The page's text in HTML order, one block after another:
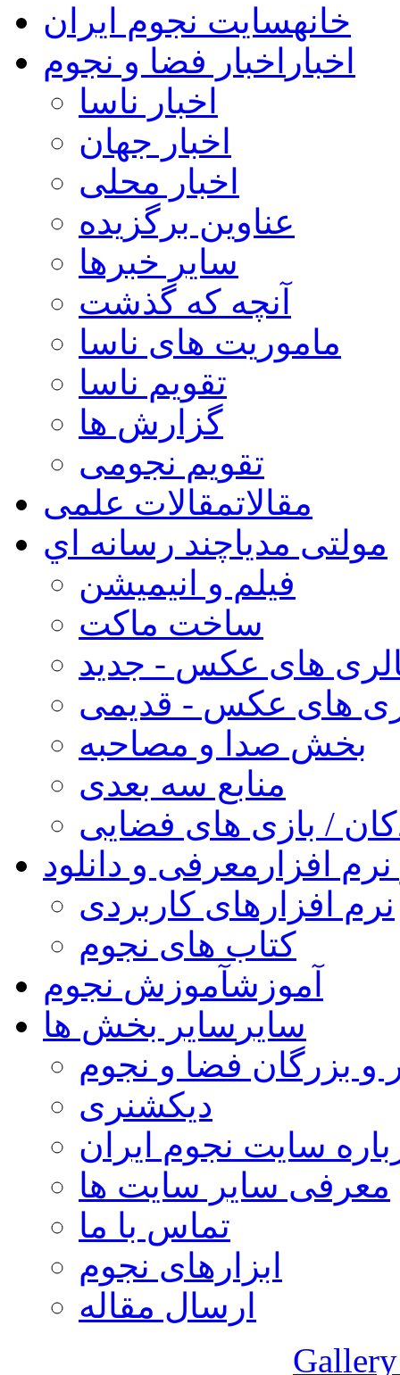
خانهسایت نجوم ایران
اخبار اخبار فضا و نجوم
اخبار ناسا
اخبار جهان
اخبار محلی
عناوین برگزیده
سایر خبرها
آنچه که گذشت
ماموریت های ناسا
تقویم ناسا
گزارش ها
تقویم نجومی
مقالاتمقالات علمی
مولتی مدیاچند رسانه اي
فیلم و انیمیشن
ساخت ماکت
های عکس - جدید
های عکس - قدیمی
بخش صدا و مصاحبه
منابع سه بعدی
/ بازی های فضایی
افزار معرفی و دانلود
نرم افزارهای کاربردی
کتاب های نجوم
آموزشآموزش نجوم
سایر سایر بخش ها
و بزرگان فضا و نجوم
دیکشنری
سایت نجوم ایران
معرفی سایر سایت ها
تماس با ما
ابزارهای نجوم
ارسال مقاله